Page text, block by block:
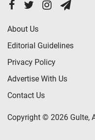
About Us
Editorial Guidelines
Privacy Policy
Advertise With Us
Contact Us
Copyright © 2026 Gulte,